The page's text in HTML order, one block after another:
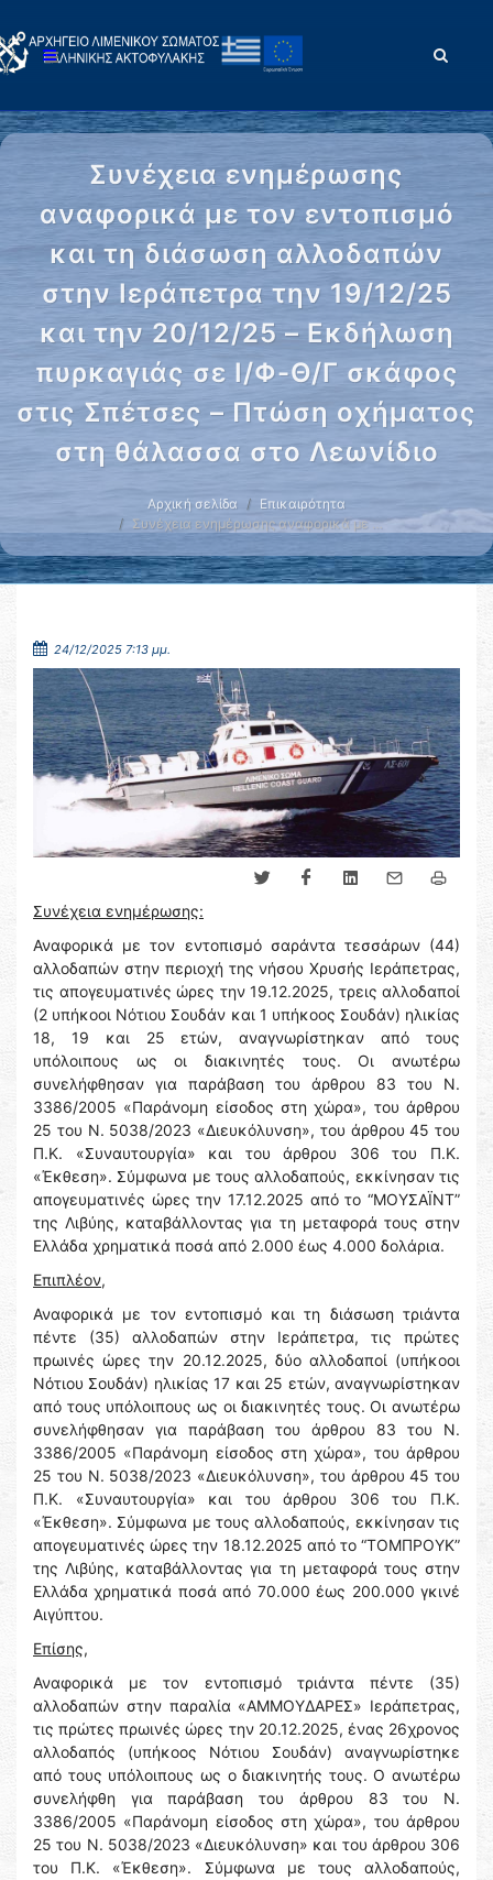
Συνέχεια ενημέρωσης
αναφορικά με τον εντοπισμό
και τη διάσωση αλλοδαπών
στην Ιεράπετρα την 19/12/25
και την 20/12/25 – Εκδήλωση
πυρκαγιάς σε Ι/Φ-Θ/Γ σκάφος
στις Σπέτσες – Πτώση οχήματος
στη θάλασσα στο Λεωνίδιο
Αρχική σελίδα
Επικαιρότητα
Συνέχεια ενημέρωσης αναφορικά με …
24/12/2025 7:13 μμ.
Συνέχεια ενημέρωσης:
Αναφορικά με τον εντοπισμό σαράντα τεσσάρων (44)
αλλοδαπών στην περιοχή της νήσου Χρυσής Ιεράπετρας,
τις απογευματινές ώρες την 19.12.2025, τρεις αλλοδαποί
(2 υπήκοοι Νότιου Σουδάν και 1 υπήκοος Σουδάν) ηλικίας
18, 19 και 25 ετών, αναγνωρίστηκαν από τους
υπόλοιπους ως οι διακινητές τους. Οι ανωτέρω
συνελήφθησαν για παράβαση του άρθρου 83 του Ν.
3386/2005 «Παράνομη είσοδος στη χώρα», του άρθρου
25 του Ν. 5038/2023 «Διευκόλυνση», του άρθρου 45 του
Π.Κ. «Συναυτουργία» και του άρθρου 306 του Π.Κ.
«Έκθεση». Σύμφωνα με τους αλλοδαπούς, εκκίνησαν τις
απογευματινές ώρες την 17.12.2025 από το “ΜΟΥΣΑΪΝΤ”
της Λιβύης, καταβάλλοντας για τη μεταφορά τους στην
Ελλάδα χρηματικά ποσά από 2.000 έως 4.000 δολάρια.
Επιπλέον,
Αναφορικά με τον εντοπισμό και τη διάσωση τριάντα
πέντε (35) αλλοδαπών στην Ιεράπετρα, τις πρώτες
πρωινές ώρες την 20.12.2025, δύο αλλοδαποί (υπήκοοι
Νότιου Σουδάν) ηλικίας 17 και 25 ετών, αναγνωρίστηκαν
από τους υπόλοιπους ως οι διακινητές τους. Οι ανωτέρω
συνελήφθησαν για παράβαση του άρθρου 83 του Ν.
3386/2005 «Παράνομη είσοδος στη χώρα», του άρθρου
25 του Ν. 5038/2023 «Διευκόλυνση», του άρθρου 45 του
Π.Κ. «Συναυτουργία» και του άρθρου 306 του Π.Κ.
«Έκθεση». Σύμφωνα με τους αλλοδαπούς, εκκίνησαν τις
απογευματινές ώρες την 18.12.2025 από το “ΤΟΜΠΡΟΥΚ”
της Λιβύης, καταβάλλοντας για τη μεταφορά τους στην
Ελλάδα χρηματικά ποσά από 70.000 έως 200.000 γκινέ
Αιγύπτου.
Επίσης,
Αναφορικά με τον εντοπισμό τριάντα πέντε (35)
αλλοδαπών στην παραλία «ΑΜΜΟΥΔΑΡΕΣ» Ιεράπετρας,
τις πρώτες πρωινές ώρες την 20.12.2025, ένας 26χρονος
αλλοδαπός (υπήκοος Νότιου Σουδάν) αναγνωρίστηκε
από τους υπόλοιπους ως ο διακινητής τους. Ο ανωτέρω
συνελήφθη για παράβαση του άρθρου 83 του Ν.
3386/2005 «Παράνομη είσοδος στη χώρα», του άρθρου
25 του Ν. 5038/2023 «Διευκόλυνση» και του άρθρου 306
του Π.Κ. «Έκθεση». Σύμφωνα με τους αλλοδαπούς,